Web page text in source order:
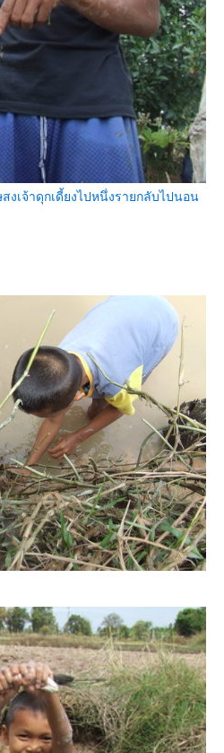
งเจ้าดุกเดี้ยงไปหนึ่งรายกลับไปนอน